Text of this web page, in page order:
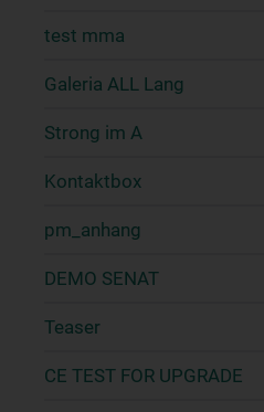
test mma
Galeria ALL Lang
Strong im A
Kontaktbox
pm_anhang
DEMO SENAT
Teaser
CE TEST FOR UPGRADE